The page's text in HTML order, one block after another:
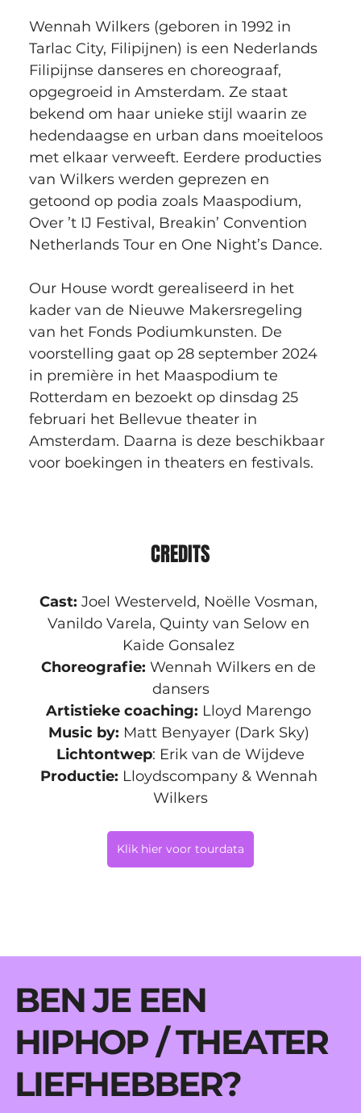
Wennah Wilkers (geboren in 1992 in
Tarlac City, Filipijnen) is een Nederlands
Filipijnse danseres en choreograaf,
opgegroeid in Amsterdam. Ze staat
bekend om haar unieke stijl waarin ze
hedendaagse en urban dans moeiteloos
met elkaar verweeft. Eerdere producties
van Wilkers werden geprezen en
getoond op podia zoals Maaspodium,
Over ’t IJ Festival, Breakin’ Convention
Netherlands Tour en One Night’s Dance.
Our House wordt gerealiseerd in het
kader van de Nieuwe Makersregeling
van het Fonds Podiumkunsten. De
voorstelling gaat op 28 september 2024
in première in het Maaspodium te
Rotterdam en bezoekt op dinsdag 25
februari het Bellevue theater in
Amsterdam. Daarna is deze beschikbaar
voor boekingen in theaters en festivals.
CREDITS
Cast: Joel Westerveld, Noëlle Vosman,
Vanildo Varela, Quinty van Selow en
Kaide Gonsalez
Choreografie: Wennah Wilkers en de
dansers
Artistieke coaching: Lloyd Marengo
Music by: Matt Benyayer (Dark Sky)
Lichtontwep: Erik van de Wijdeve
Productie: Lloydscompany & Wennah
Wilkers
Klik hier voor tourdata
BEN JE EEN
HIPHOP / THEATER
LIEFHEBBER?